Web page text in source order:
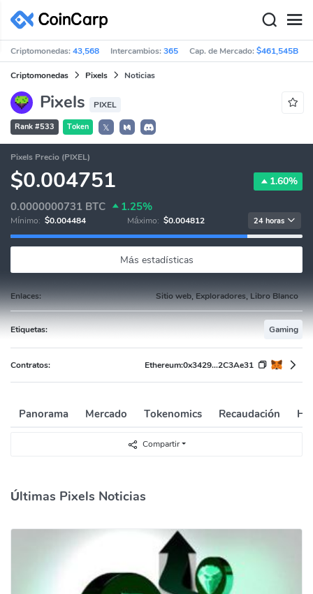
Criptomonedas:43,568 Intercambios:365 Cap. de Mercado:$461,545B
Criptomonedas Pixels Noticias
Pixels PIXEL
Rank #533 Token 𝕏
Pixels Precio (PIXEL)
$0.004751 1.60%
0.0000000731 BTC 1.25%
Mínimo: $0.004484 Máximo: $0.004812 24 horas
Más estadísticas
Enlaces: Sitio web, Exploradores, Libro Blanco
Etiquetas: Gaming
Contratos: Ethereum:0x3429...2C3Ae31
Panorama Mercado Tokenomics Recaudación
Compartir
Últimas Pixels Noticias